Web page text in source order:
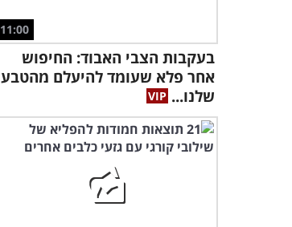
11:00
בעקבות הצבי האבוד: החיפוש
אחר פלא שעומד להיעלם מהטבע
שלנו...